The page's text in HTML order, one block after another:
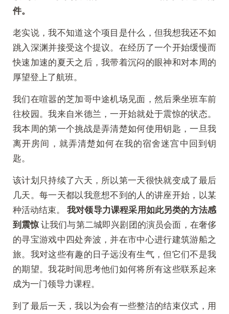
件。
老实说，我不知道这个项目是什么，但我想我还不如
跳入深渊并接受这个提议。在经历了一个开始缓慢而
快速加速的夏天之后，我带着沉闷的眼神和对本周的
厚望登上了航班。
我们在喧嚣的芝加哥中途机场见面，然后乘坐班车前
往校园。我来自米德兰，一开始就处于震惊的状态。
我本周的第一个挑战是弄清楚如何使用钥匙，一旦我
离开房间，就弄清楚如何在我的宿舍迷宫中回到钥
匙。
该计划只持续了六天，所以第一天很快就变成了最后
几天。每一天都以我意想不到的人的讲座开始，以某
种活动结束。 我对领导力课程采用如此另类的方法感
到震惊让我们与第二城即兴剧团的演员会面，在奢侈
的寻宝游戏中四处奔波，并在市中心进行建筑游船之
旅。我对这些有趣的日子远没有生气，但它们不是我
的期望。我花时间思考他们如何将所有这些联系起来
成为一门领导力课程。
到了最后一天，我以为会有一些整洁的结束仪式，用